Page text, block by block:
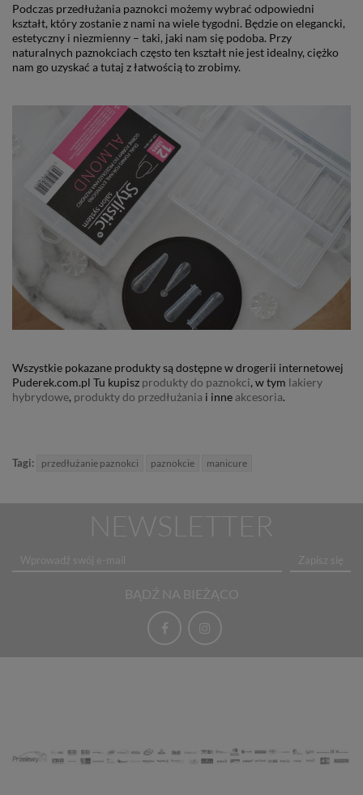
Podczas przedłużania paznokci możemy wybrać odpowiedni
kształt, który zostanie z nami na wiele tygodni. Będzie on elegancki,
estetyczny i niezmienny – taki, jaki nam się podoba. Przy
naturalnych paznokciach często ten kształt nie jest idealny, ciężko
nam go uzyskać a tutaj z łatwością to zrobimy.
Wszystkie pokazane produkty są dostępne w drogerii internetowej
Puderek.com.pl Tu kupisz produkty do paznokci, w tym lakiery
hybrydowe, produkty do przedłużania i inne akcesoria.
Tagi: przedłużanie paznokci paznokcie manicure
NEWSLETTER
Zapisz się
BĄDŹ NA BIEŻĄCO